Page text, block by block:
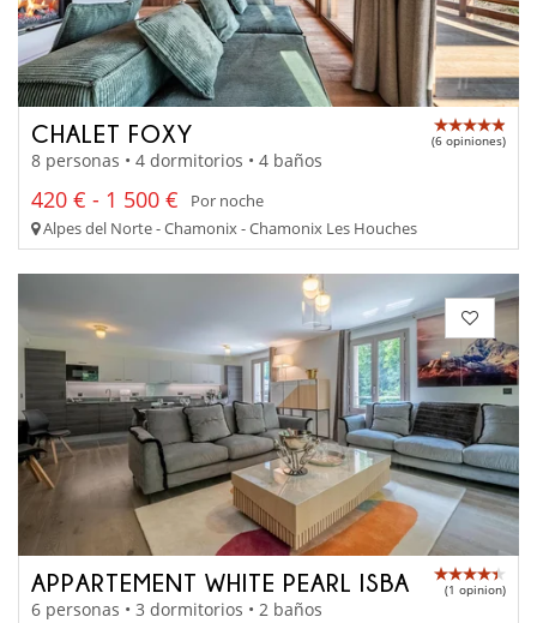
CHALET FOXY (6 opiniones)
8 personas • 4 dormitorios • 4 baños
420 € - 1 500 €
Por noche
Alpes del Norte - Chamonix - Chamonix Les Houches
APPARTEMENT WHITE PEARL ISBA (1 opinion)
6 personas • 3 dormitorios • 2 baños